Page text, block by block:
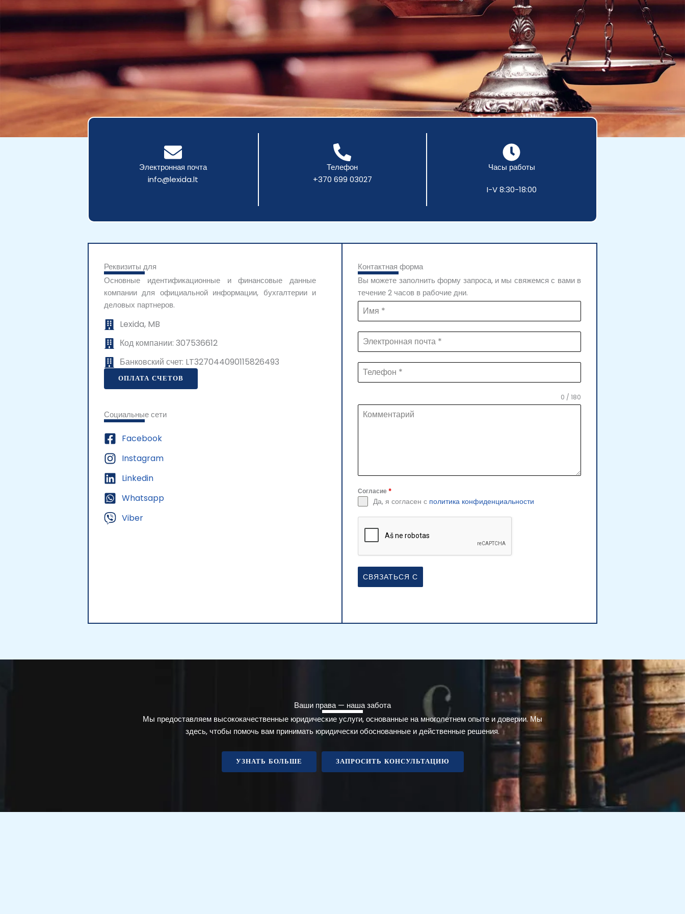
Электронная почта
info@lexida.lt
Телефон
+370 699 03027
Часы работы
I-V 8:30-18:00
Реквизиты для
Основные идентификационные и финансовые данные
компании для официальной информации, бухгалтерии и
деловых партнеров.
Lexida, MB
Код компании: 307536612
Банковский счет: LT327044090115826493
ОПЛАТА СЧЕТОВ
Социальные сети
Facebook
Instagram
Linkedin
Whatsapp
Viber
Контактная форма
Вы можете заполнить форму запроса, и мы свяжемся с вами в
течение 2 часов в рабочие дни.
0 / 180
Согласие*
Да, я согласен с политика конфиденциальности
СВЯЗАТЬСЯ С
Ваши права — наша забота
Мы предоставляем высококачественные юридические услуги, основанные на многолетнем опыте и доверии. Мы
здесь, чтобы помочь вам принимать юридически обоснованные и действенные решения.
УЗНАТЬ БОЛЬШЕ ЗАПРОСИТЬ КОНСУЛЬТАЦИЮ